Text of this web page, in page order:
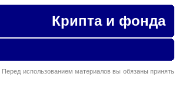
Крипта и фонда
использованием материалов вы обязаны принять